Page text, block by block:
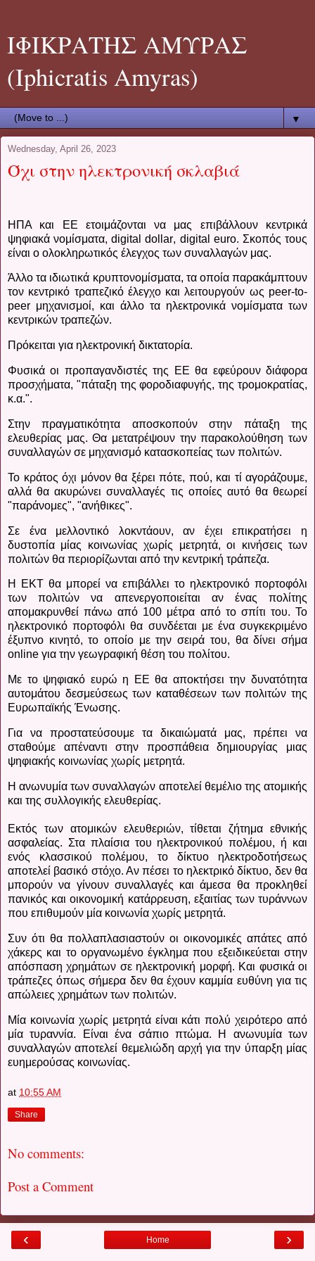
ΙΦΙΚΡΑΤΗΣ ΑΜΥΡΑΣ
(Iphicratis Amyras)
▼
Wednesday, April 26, 2023
Όχι στην ηλεκτρονική σκλαβιά
ΗΠΑ και ΕΕ ετοιμάζονται να μας επιβάλλουν κεντρικά
ψηφιακά νομίσματα,digital dollar, digital euro. Σκοπός τους
είναι ο ολοκληρωτικός έλεγχος των συναλλαγών μας.
Άλλο τα ιδιωτικά κρυπτονομίσματα, τα οποία παρακάμπτουν
τον κεντρικό τραπεζικό έλεγχο και λειτουργούν ως peer-to-
peer μηχανισμοί, και άλλο τα ηλεκτρονικά νομίσματα των
κεντρικών τραπεζών.
Πρόκειται για ηλεκτρονική δικτατορία.
Φυσικά οι προπαγανδιστές της ΕΕ θα εφεύρουν διάφορα
προσχήματα, "πάταξη της φοροδιαφυγής, της τρομοκρατίας,
κ.α.".
Στην πραγματικότητα αποσκοπούν στην πάταξη της
ελευθερίας μας. Θα μετατρέψουν την παρακολούθηση των
συναλλαγών σε μηχανισμό κατασκοπείας των πολιτών.
Το κράτος όχι μόνον θα ξέρει πότε, πού, και τί αγοράζουμε,
αλλά θα ακυρώνει συναλλαγές τις οποίες αυτό θα θεωρεί
"παράνομες", "ανήθικες".
Σε ένα μελλοντικό λοκντάουν, αν έχει επικρατήσει η
δυστοπία μίας κοινωνίας χωρίς μετρητά, οι κινήσεις των
πολιτών θα περιορίζωνται από την κεντρική τράπεζα.
Η ΕΚΤ θα μπορεί να επιβάλλει το ηλεκτρονικό πορτοφόλι
των πολιτών να απενεργοποιείται αν ένας πολίτης
απομακρυνθεί πάνω από 100 μέτρα από το σπίτι του. Το
ηλεκτρονικό πορτοφόλι θα συνδέεται με ένα συγκεκριμένο
έξυπνο κινητό, το οποίο με την σειρά του, θα δίνει σήμα
online για την γεωγραφική θέση του πολίτου.
Με το ψηφιακό ευρώ η ΕΕ θα αποκτήσει την δυνατότητα
αυτομάτου δεσμεύσεως των καταθέσεων των πολιτών της
Ευρωπαϊκής Ένωσης.
Για να προστατεύσουμε τα δικαιώματά μας, πρέπει να
σταθούμε απέναντι στην προσπάθεια δημιουργίας μιας
ψηφιακής κοινωνίας χωρίς μετρητά.
Η ανωνυμία των συναλλαγών αποτελεί θεμέλιο της ατομικής
και της συλλογικής ελευθερίας.
Εκτός των ατομικών ελευθεριών, τίθεται ζήτημα εθνικής
ασφαλείας. Στα πλαίσια του ηλεκτρονικού πολέμου, ή και
ενός κλασσικού πολέμου, το δίκτυο ηλεκτροδοτήσεως
αποτελεί βασικό στόχο. Αν πέσει το ηλεκτρικό δίκτυο, δεν θα
μπορούν να γίνουν συναλλαγές και άμεσα θα προκληθεί
πανικός και οικονομική κατάρρευση, εξαιτίας των τυράννων
που επιθυμούν μία κοινωνία χωρίς μετρητά.
Συν ότι θα πολλαπλασιαστούν οι οικονομικές απάτες από
χάκερς και το οργανωμένο έγκλημα που εξειδικεύεται στην
απόσπαση χρημάτων σε ηλεκτρονική μορφή. Και φυσικά οι
τράπεζες όπως σήμερα δεν θα έχουν καμμία ευθύνη για τις
απώλειες χρημάτων των πολιτών.
Μία κοινωνία χωρίς μετρητά είναι κάτι πολύ χειρότερο από
μία τυραννία. Είναι ένα σάπιο πτώμα. Η ανωνυμία των
συναλλαγών αποτελεί θεμελιώδη αρχή για την ύπαρξη μίας
ευημερούσας κοινωνίας.
at 10:55 AM
Share
No comments:
Post a Comment
‹ ›
Home